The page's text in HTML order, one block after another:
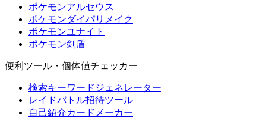
ポケモンアルセウス
ポケモンダイパリメイク
ポケモンユナイト
ポケモン剣盾
便利ツール・個体値チェッカー
検索キーワードジェネレーター
レイドバトル招待ツール
自己紹介カードメーカー